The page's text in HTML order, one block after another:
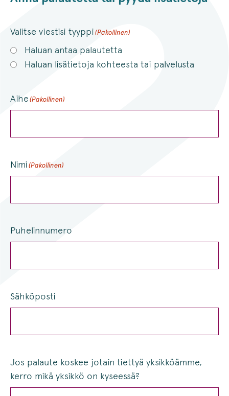
Valitse viestisi tyyppi(Pakollinen)
Haluan antaa palautetta
Haluan lisätietoja kohteesta tai palvelusta
Aihe (Pakollinen)
Nimi (Pakollinen)
Puhelinnumero
Sähköposti
Jos palaute koskee jotain tiettyä yksikköämme,
kerro mikä yksikkö on kyseessä?